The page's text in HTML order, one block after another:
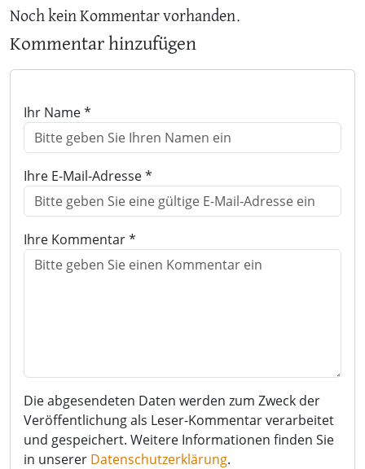
Noch kein Kommentar vorhanden.
Kommentar hinzufügen
Ihr Name *
Ihre E-Mail-Adresse *
Ihre Kommentar *
Die abgesendeten Daten werden zum Zweck der
Veröffentlichung als Leser-Kommentar verarbeitet
und gespeichert. Weitere Informationen finden Sie
in unserer Datenschutzerklärung.